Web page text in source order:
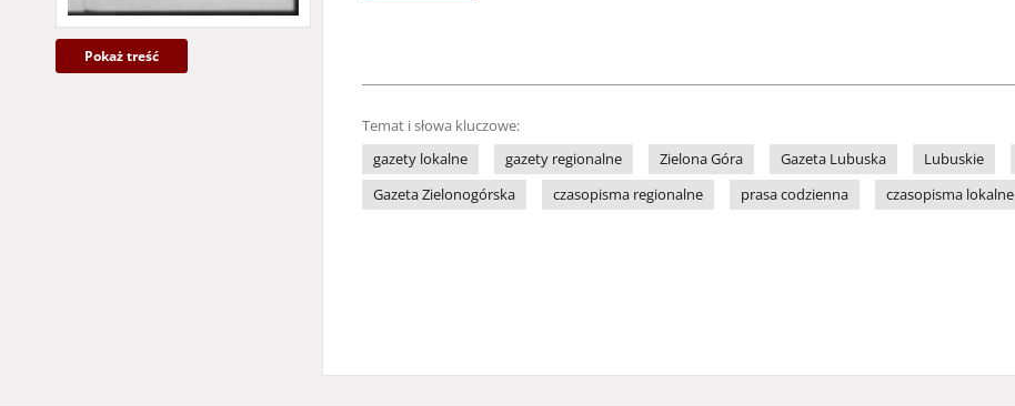
Pokaż treść
Temat i słowa kluczowe:
gazety lokalne
gazety regionalne Zielona Góra Gazeta Lubuska Lubuskie
Gazeta Zielonogórska
czasopisma regionalne prasa codzienna czasopisma lokalne